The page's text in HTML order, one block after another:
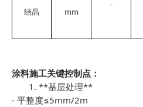
结晶
mm
-
涂料施工关键控制点：
1. **基层处理**
- 平整度≤5mm/2m